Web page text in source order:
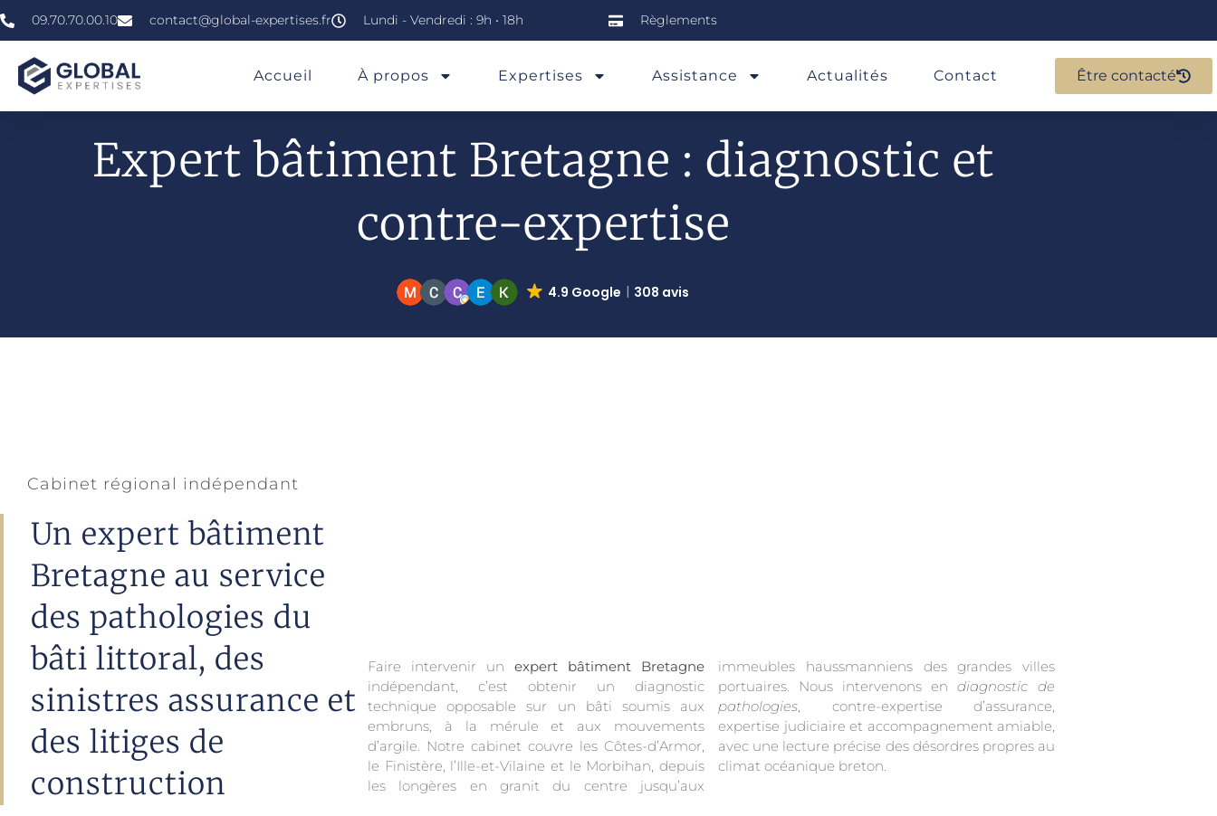
09.70.70.00.10 contact@global-expertises.fr Lundi - Vendredi : 9h • 18h Règlements
Accueil À propos Expertises Assistance Actualités Contact Être contacté
Expert bâtiment Bretagne : diagnostic et
contre-expertise
»»Expert En Bâtiment En Bretagne
4.9 Google 308 avis
Cabinet régional indépendant
Un expert bâtiment
Bretagne au service
des pathologies du
bâti littoral, des
sinistres assurance et
des litiges de
construction
Faire intervenir un expert bâtiment Bretagne
indépendant, c’est obtenir un diagnostic
technique opposable sur un bâti soumis aux
embruns, à la mérule et aux mouvements
d’argile. Notre cabinet couvre les Côtes-d’Armor,
le Finistère, l’Ille-et-Vilaine et le Morbihan, depuis
les longères en granit du centre jusqu’aux
immeubles haussmanniens des grandes villes
portuaires. Nous intervenons en diagnostic de
pathologies, contre-expertise d’assurance,
expertise judiciaire et accompagnement amiable,
avec une lecture précise des désordres propres au
climat océanique breton.